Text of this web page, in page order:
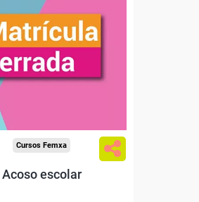
Cursos Femxa
Acoso escolar